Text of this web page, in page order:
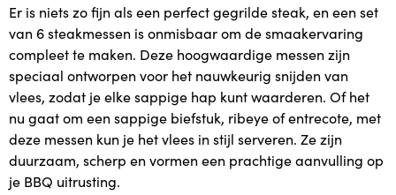
Er is niets zo fijn als een perfect gegrilde steak, en een set
van 6 steakmessen is onmisbaar om de smaakervaring
compleet te maken. Deze hoogwaardige messen zijn
speciaal ontworpen voor het nauwkeurig snijden van
vlees, zodat je elke sappige hap kunt waarderen. Of het
nu gaat om een sappige biefstuk, ribeye of entrecote, met
deze messen kun je het vlees in stijl serveren. Ze zijn
duurzaam, scherp en vormen een prachtige aanvulling op
je BBQ uitrusting.